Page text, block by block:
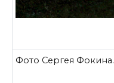
Фото Сергея Фокина.